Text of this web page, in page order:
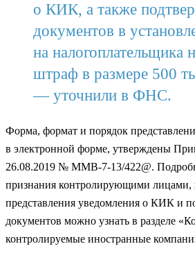
о КИК, а также
документов в
на налогоплательщика
штраф в размере 500
— уточнили в ФНС.
Форма, формат и порядок
в электронной форме, утверждены
26.08.2019 № ММВ-7-13/422@.
признания контролирующими лицами,
представления уведомления о КИК и
документов можно узнать в разделе
контролируемые иностранные